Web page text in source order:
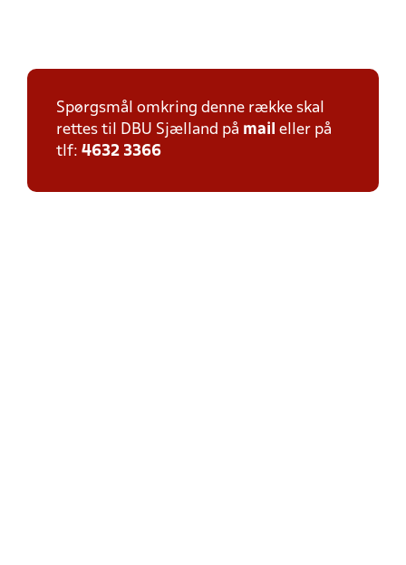
Spørgsmål omkring denne række skal
rettes til DBU Sjælland på mail eller på
tlf: 4632 3366